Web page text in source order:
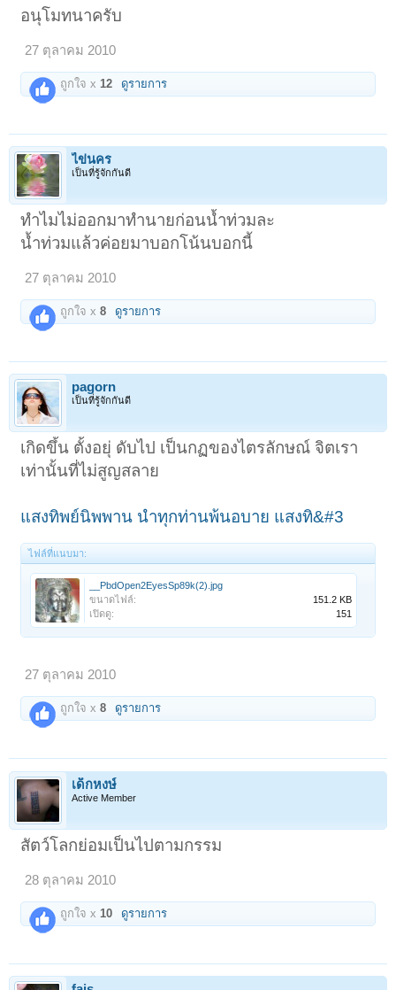
อนุโมทนาครับ
27 ตุลาคม 2010
ถูกใจ x 12 ดูรายการ
ไข่นคร
เป็นที่รู้จักกันดี
ทำไมไม่ออกมาทำนายก่อนน้ำท่วมละ
น้ำท่วมแล้วค่อยมาบอกโน้นบอกนี้
27 ตุลาคม 2010
ถูกใจ x8 ดูรายการ
pagorn
เป็นที่รู้จักกันดี
เกิดขึ้น ตั้งอยุ่ ดับไป เป็นกฏของไตรลักษณ์ จิตเรา
เท่านั้นที่ไม่สูญสลาย
แสงทิพย์นิพพาน นำทุกท่านพ้นอบาย แสงทิ&#3
ไฟล์ที่แนบมา:
__PbdOpen2EyesSp89k(2).jpg
ขนาดไฟล์:
151.2 KB
เปิดดู:
151
27 ตุลาคม 2010
ถูกใจ x8 ดูรายการ
เด็กหงษ์
Active Member
สัตว์โลกย่อมเป็นไปตามกรรม
28 ตุลาคม 2010
ถูกใจ x 10 ดูรายการ